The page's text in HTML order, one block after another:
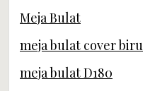
Meja Bulat
meja bulat cover biru
meja bulat D180